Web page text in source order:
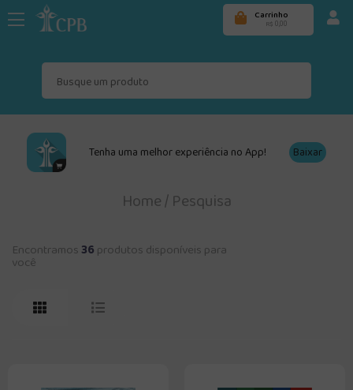
Carrinho
R$ 0,00
Tenha uma melhor experiência no App! Baixar
Home/Pesquisa
Encontramos36 produtos disponíveis para
você